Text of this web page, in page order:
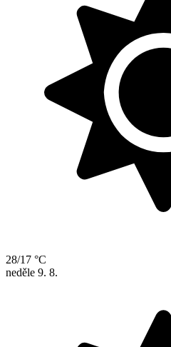
28/17 °C
neděle 9. 8.